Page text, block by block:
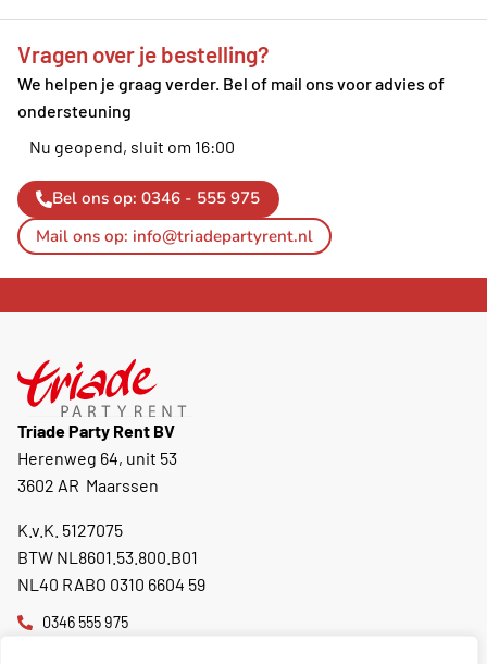
Vragen over je bestelling?
We helpen je graag verder. Bel of mail ons voor advies of
ondersteuning
Nu geopend, sluit om 16:00
Bel ons op: 0346 - 555 975
Mail ons op: info@triadepartyrent.nl
Triade Party Rent BV
Herenweg 64, unit 53
3602 AR Maarssen
K.v.K. 5127075
BTW NL8601.53.800.B01
NL40 RABO 0310 6604 59
0346 555 975